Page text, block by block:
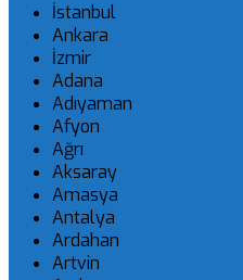
İstanbul
Ankara
İzmir
Adana
Adıyaman
Afyon
Ağrı
Aksaray
Amasya
Antalya
Ardahan
Artvin